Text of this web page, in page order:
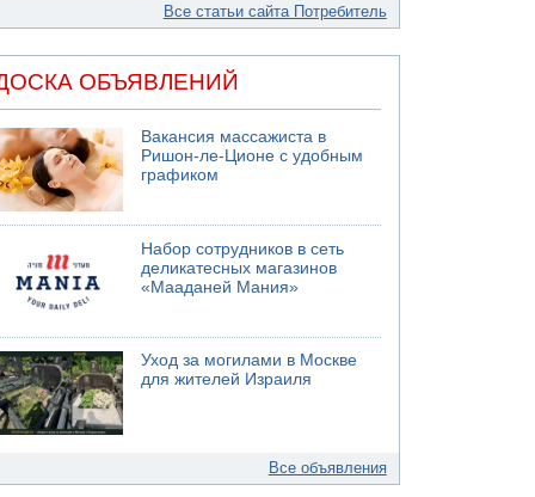
Все статьи сайта Потребитель
ОБЪЯВЛЕНИЙ
Вакансия массажиста в
Ришон-ле-Ционе с удобным
графиком
Набор сотрудников в сеть
деликатесных магазинов
«Мааданей Мания»
Уход за могилами в Москве
для жителей Израиля
Все объявления